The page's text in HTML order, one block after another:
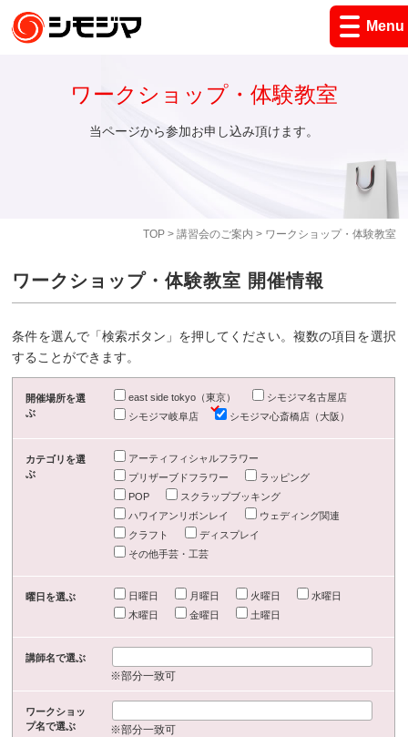
Menu
TOP> 講習会のご案内 > ワークショップ・体験教室
ワークショップ・体験教室
当ページから参加お申し込み頂けます。
ワークショップ・体験教室 開催情報
条件を選んで「検索ボタン」を押してください。複数の項目を選択
することができます。
開催場所を選
ぶ
east side tokyo（東京）
シモジマ名古屋店
シモジマ岐阜店
シモジマ心斎橋店（大阪）
カテゴリを選
ぶ
アーティフィシャルフラワー
プリザーブドフラワー
ラッピング
POP
スクラップブッキング
ハワイアンリボンレイ
ウェディング関連
クラフト
ディスプレイ
その他手芸・工芸
曜日を選ぶ 日曜日 月曜日 火曜日
水曜日
木曜日
金曜日 土曜日
講師名で選ぶ
※部分一致可
ワークショッ
プ名で選ぶ
※部分一致可